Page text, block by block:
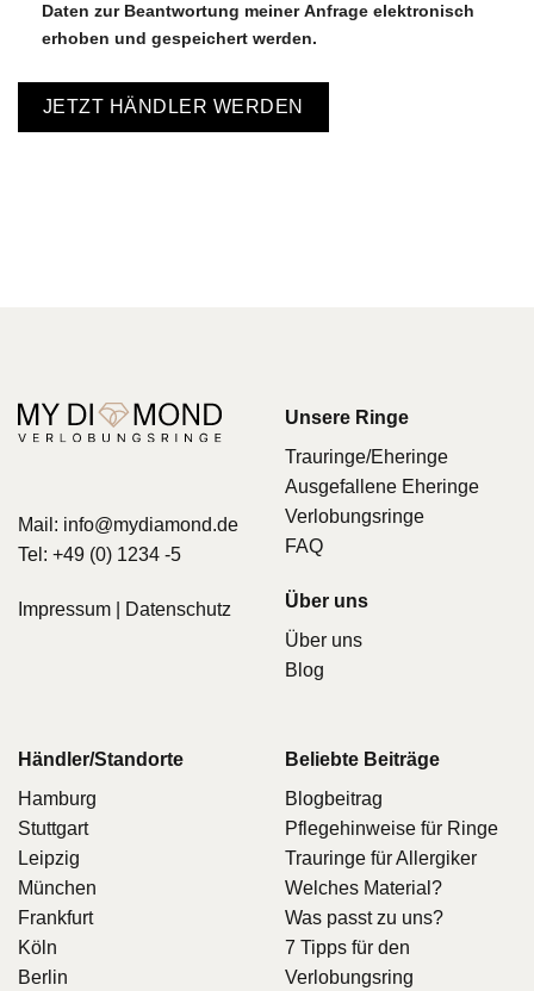
Daten zur Beantwortung meiner Anfrage elektronisch
erhoben und gespeichert werden.
JETZT HÄNDLER WERDEN
Mail: info@mydiamond.de
Tel: +49 (0) 1234 -5
Impressum Datenschutz
Unsere Ringe
Trauringe/Eheringe
Ausgefallene Eheringe
Verlobungsringe
FAQ
Über uns
Über uns
Blog
Händler/Standorte
Hamburg
Stuttgart
Leipzig
München
Frankfurt
Köln
Berlin
Beliebte Beiträge
Blogbeitrag
Pflegehinweise für Ringe
Trauringe für Allergiker
Welches Material?
Was passt zu uns?
7 Tipps für den
Verlobungsring